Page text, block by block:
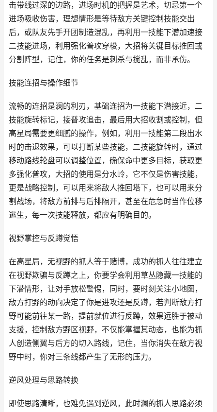
击带线过深的边路，进场时机的把握是艺术，切忌第一个
进场吸收伤害，理想情形是等待敌方关键控制技能交出
后，或队友先手开团制造混乱，再利用一技能下潜加速接
二技能进场，利用强化普攻穿梭，大招将关键目标推回或
分割阵型，记住，你的任务是刺杀与搅乱，而非承伤。
技能连招与操作细节
流畅的连招是澜的利刃，基础连招为一技能下潜接近，二
技能旋转标记，接普攻追击，最后用大招收割或控制，但
高星局需要更细腻的操作，例如，利用一技能第二段出水
时的击退效果，可以打断某些技能，二技能旋转时，通过
移动路线轮盘可以调整位置，确保命中更多目标，获取更
多强化普攻，大招的使用是分水岭，它不仅是伤害技能，
更是战略控制，可以用来将敌人推回塔下，也可以用来分
割战场，将敌方前排与后排隔开，甚至在危急时当作位移
逃生，每一次技能释放，都应有明确目的。
视野掌控与反蹲觉悟
在高星局，无视野的抓人等于赌博，成功的抓人往往建立
在视野欺骗与反蹲之上，你要学会利用草丛隐藏一技能的
下潜情形，让对手放松警惕，同时，要时刻关注小地图，
敌方打野的动向决定了你是进攻还是反蹲，若判断敌方打
野可能前往某一路，提前就位进行反蹲，效果远胜于被动
支援，控制敌方野区视野，不仅能掌握其动态，也能为抓
人创造侧翼与后方的切入路线，记住，当你消失在敌方视
野中时，你对三条线都产生了无形的压力。
逆风处理与思路转换
即使思路清晰，也难免遇到逆风，此时澜的抓人思路必须